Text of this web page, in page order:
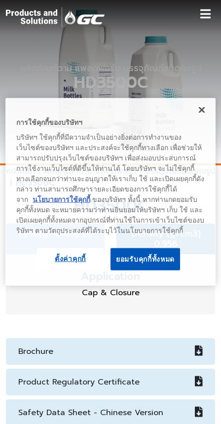
ผลิตภัณฑ์ตาม แพลตฟอร์ม บรรจุภัณฑ์ชนิดคงรูป
HD3500C
หน้าหลัก ผลิตภัณฑ์ตาม แพลตฟอร์ม
บรรจุภัณฑ์ชนิดคงรูป
HD3500C
HD3500C
MFR (g/10min) 1.0
Density (g/cm3)
Application
Cap & Closure
Brochure
Product Regulatory Certificate
Safety Data Sheet - Chinese Version
การใช้คุกกี้ของบริษัทฯ
บริษัทฯ ใช้คุกกี้ที่มีความจำเป็นอย่างยิ่งต่อการทำงานของ
เว็บไซต์ของบริษัทฯ และประสงค์จะใช้คุกกี้ทางเลือก เพื่อช่วยให้
สามารถปรับปรุงเว็บไซต์ของบริษัทฯ เพื่อส่งมอบประสบการณ์
การใช้งานเว็บไซต์ที่ดีขึ้นให้ท่านได้ โดยบริษัทฯ จะไม่ใช้คุกกี้
ทางเลือกจนกว่าท่านจะอนุญาตให้เราเก็บ ใช้ และเปิดเผยคุกกี้ดัง
กล่าว ท่านสามารถศึกษารายละเอียดของการใช้คุกกี้ได้
จาก นโยบายการใช้คุกกี้ของบริษัทฯ ทั้งนี้ หากท่านกดยอมรับ
คุกกี้ทั้งหมด จะหมายความว่าท่านยินยอมให้บริษัทฯ เก็บ ใช้ และ
เปิดเผยคุกกี้ทั้งหมดจากอุปกรณ์ที่ท่านใช้ในการเข้าเว็บไซต์ของบ
ริษัทฯ ตามวัตถุประสงค์ที่ได้ระบุไว้ในนโยบายการใช้คุกกี้
ยอมรับคุกกี้ทั้งหมด
ตั้งค่าคุกกี้